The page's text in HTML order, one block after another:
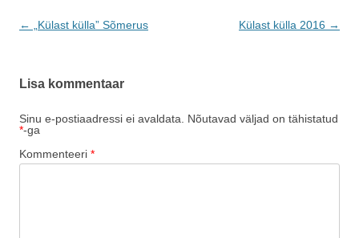
Postituste
← „Külast külla” Sõmerus Külast külla 2016 →
Lisa kommentaar
Sinu e-postiaadressi ei avaldata.
Nõutavad väljad on tähistatud
*-ga
Kommenteeri *